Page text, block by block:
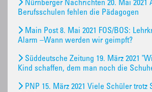
Nürnberger Nachrichten 20. Mai 2021
Berufsschulen fehlen die Pädagogen
Main Post 8. Mai 2021 FOS/BOS:
Alarm –Wann werden wir geimpft?
Süddeutsche Zeitung 19. März 2021
Kind schaffen, dem man noch die
PNP 15. März 2021 Viele Schüler trotz